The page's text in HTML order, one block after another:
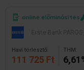
online előminősítés
Havi törlesztő:
111 725 Ft
THM: